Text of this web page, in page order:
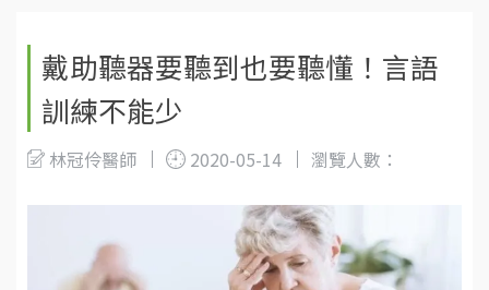
戴助聽器要聽到也要聽懂！言語
訓練不能少
林冠伶醫師 2020-05-14 瀏覽人數：